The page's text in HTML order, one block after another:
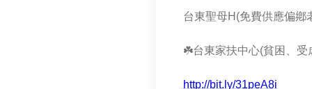
台東聖母H(免費供應偏鄕
☘️台東家扶中心(貧困、受
http://bit.ly/31peA8i